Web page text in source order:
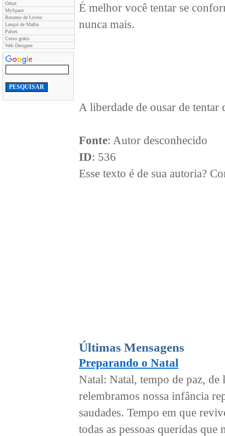
Orkut
MySpace
Resumo de Livros
Lençol de Malha
Países
Curso grátis
Web Designer
É melhor você tentar se
nunca mais.
A liberdade de ousar de
Fonte: Autor desconhecido
ID: 536
Esse texto é de sua autoria?
Últimas Mensagens
Preparando o Natal
Natal: Natal, tempo de paz, de
relembramos nossa infância
saudades. Tempo em que
todas as pessoas queridas